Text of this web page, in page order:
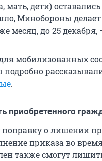
мать, дети)
Минобороны делает
месяц, до 25
мобилизованных
.
приобретенного
о лишении
приказа во
также смогут